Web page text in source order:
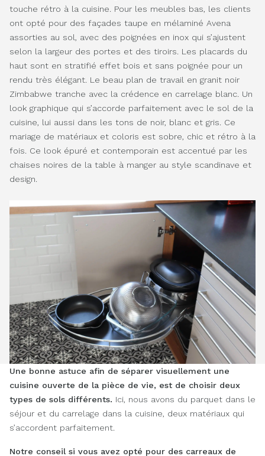
touche rétro à la cuisine. Pour les meubles bas, les clients
ont opté pour des façades taupe en mélaminé Avena
assorties au sol, avec des poignées en inox qui s’ajustent
selon la largeur des portes et des tiroirs. Les placards du
haut sont en stratifié effet bois et sans poignée pour un
rendu très élégant. Le beau plan de travail en granit noir
Zimbabwe tranche avec la crédence en carrelage blanc. Un
look graphique qui s’accorde parfaitement avec le sol de la
cuisine, lui aussi dans les tons de noir, blanc et gris. Ce
mariage de matériaux et coloris est sobre, chic et rétro à la
fois. Ce look épuré et contemporain est accentué par les
chaises noires de la table à manger au style scandinave et
design.
Une bonne astuce afin de séparer visuellement une
cuisine ouverte de la pièce de vie, est de choisir deux
types de sols différents. Ici, nous avons du parquet dans le
séjour et du carrelage dans la cuisine, deux matériaux qui
s’accordent parfaitement.
Notre conseil si vous avez opté pour des carreaux de